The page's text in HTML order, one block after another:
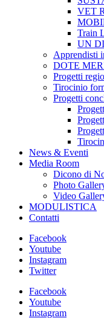
VET
Train
UN
Apprendisti
DOTE
Progetti
Tirocinio
Progetti
News & Eventi
Media Room
Dicono di
Photo
Video
MODULISTICA
Contatti
Facebook
Youtube
Instagram
Twitter
Facebook
Youtube
Instagram